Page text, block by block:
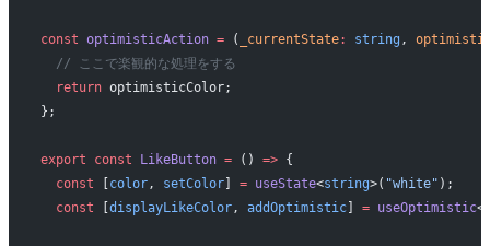
const optimisticAction = ( _currentState: string ,
  // ここで楽観的な処理をする
  return
optimisticColor;
};
export const LikeButton = () => {
  const
color, setColor] = useState<string>( "white" );
  const
displayLikeColor, addOptimistic] = useOptimistic<